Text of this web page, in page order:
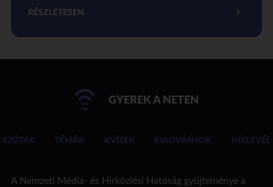
RÉSZLETESEN
GYEREK A NETEN
SZÓTÁR TÉMÁK KVÍZEK KIADVÁNYOK HÍRLEVÉL
A Nemzeti Média- és Hírközlési Hatóság gyűjteménye a